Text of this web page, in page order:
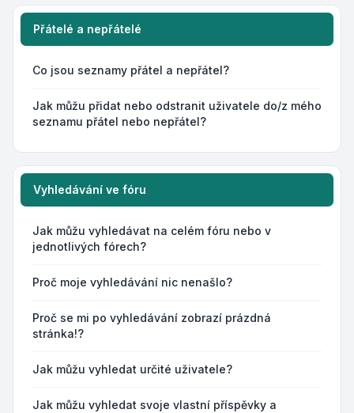
Přátelé a nepřátelé
Co jsou seznamy přátel a nepřátel?
Jak můžu přidat nebo odstranit uživatele do/z mého
seznamu přátel nebo nepřátel?
Vyhledávání ve fóru
Jak můžu vyhledávat na celém fóru nebo v
jednotlivých fórech?
Proč moje vyhledávání nic nenašlo?
Proč se mi po vyhledávání zobrazí prázdná
stránka!?
Jak můžu vyhledat určité uživatele?
Jak můžu vyhledat svoje vlastní příspěvky a